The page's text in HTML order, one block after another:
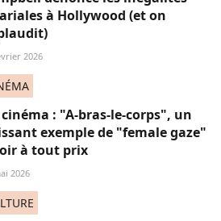
à Hollywood (et on
2026
: "A-bras-le-corps", un
exemple de "female gaze"
à tout prix
2026